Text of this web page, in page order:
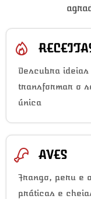
Descubra
transformar o
única
AVES
Frango, peru e
práticas e